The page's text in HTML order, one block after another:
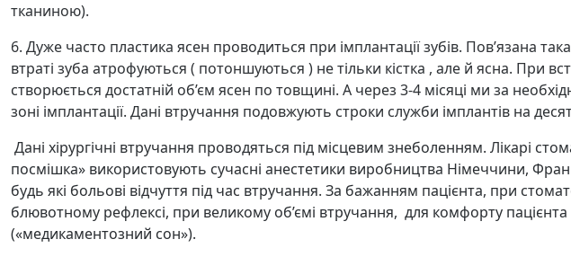
тканиною).
6. Дуже часто пластика ясен проводиться при імплантації зубів. Пов’язана
втраті зуба атрофуються ( потоншуються ) не тільки кістка , але й ясна. При
створюється достатній об’єм ясен по товщині. А через 3-4 місяці ми за
зоні імплантації. Дані втручання подовжують строки служби імплантів на
Дані хірургічні втручання проводяться під місцевим знеболенням. Лікарі
посмішка» використовують сучасні анестетики виробництва Німеччини,
будь які больові відчуття під час втручання. За бажанням пацієнта, при
блювотному рефлексі, при великому об’ємі втручання, для комфорту
(«медикаментозний сон»).